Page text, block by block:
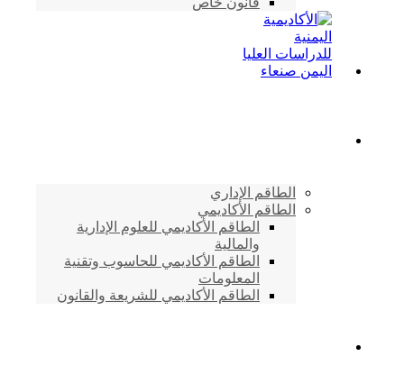
الطاقم الإداري
الطاقم الأكاديمي
الطاقم الأكاديمي للعلوم الإدارية
والمالية
الطاقم الأكاديمي للحاسوب وتقنية
المعلومات
الطاقم الأكاديمي للشريعة والقانون